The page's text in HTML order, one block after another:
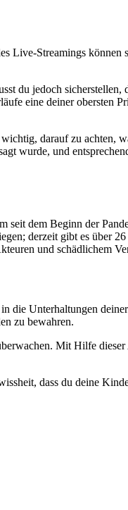
Live-Streamings können
du jedoch sicherstellen,
eine deiner obersten
darauf zu achten,
wurde, und
seit dem Beginn der
derzeit gibt es über
und schädlichem
die Unterhaltungen
zu bewahren.
Mit Hilfe
dass du deine